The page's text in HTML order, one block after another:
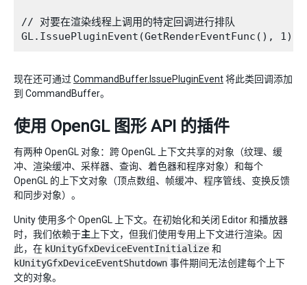
// 对要在渲染线程上调用的特定回调进行排队
现在还可通过 CommandBuffer.IssuePluginEvent将此类回调添加
到 CommandBuffer。
使用 OpenGL 图形 API 的插件
有两种 OpenGL 对象：跨 OpenGL 上下文共享的对象（纹理、缓
冲、渲染缓冲、采样器、查询、着色器和程序对象）和每个
OpenGL 的上下文对象（顶点数组、帧缓冲、程序管线、变换反馈
和同步对象）。
Unity 使用多个 OpenGL 上下文。在初始化和关闭 Editor 和播放器
时，我们依赖于主 上下文，但我们使用专用上下文进行渲染。因
此，在 kUnityGfxDeviceEventInitialize 和
kUnityGfxDeviceEventShutdown 事件期间无法创建每个上下
文的对象。